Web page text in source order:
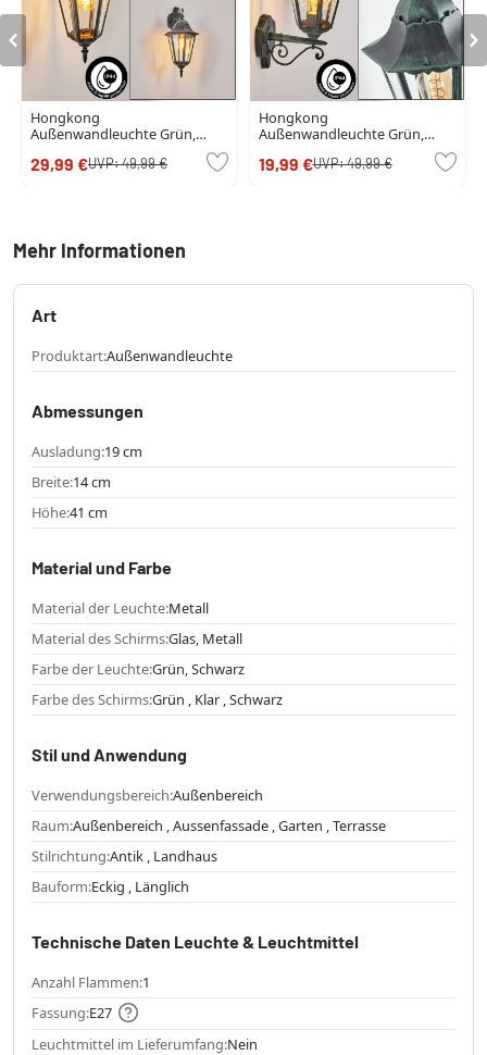
Hongkong
Außenwandleuchte Grün,
29,99 €UVP:49,99 €
Hongkong
Außenwandleuchte Grün,
19,99 €UVP:49,99 €
Mehr Informationen
Art
Produktart:Außenwandleuchte
Abmessungen
Ausladung:19 cm
Breite:14 cm
Höhe:41 cm
Material und Farbe
Material der Leuchte:Metall
Material des Schirms:Glas, Metall
Farbe der Leuchte:Grün, Schwarz
Farbe des Schirms:Grün , Klar , Schwarz
Stil und Anwendung
Verwendungsbereich:Außenbereich
Raum:Außenbereich , Aussenfassade , Garten , Terrasse
Stilrichtung:Antik , Landhaus
Bauform:Eckig , Länglich
Technische Daten Leuchte & Leuchtmittel
Anzahl Flammen:1
Fassung:E27
Leuchtmittel im Lieferumfang:Nein